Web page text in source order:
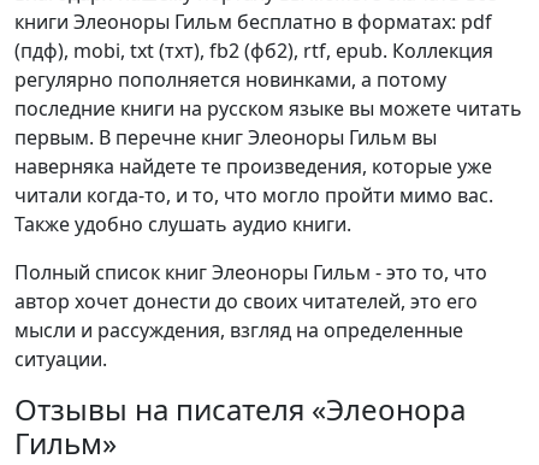
книги Элеоноры Гильм бесплатно в форматах: pdf
(пдф), mobi, txt (тхт), fb2 (фб2), rtf, epub. Коллекция
регулярно пополняется новинками, а потому
последние книги на русском языке вы можете читать
первым. В перечне книг Элеоноры Гильм вы
наверняка найдете те произведения, которые уже
читали когда-то, и то, что могло пройти мимо вас.
Также удобно слушать аудио книги.
Полный список книг Элеоноры Гильм - это то, что
автор хочет донести до своих читателей, это его
мысли и рассуждения, взгляд на определенные
ситуации.
Отзывы на писателя «Элеонора
Гильм»